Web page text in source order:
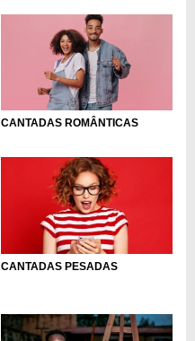
CANTADAS ROMÂNTICAS
CANTADAS PESADAS